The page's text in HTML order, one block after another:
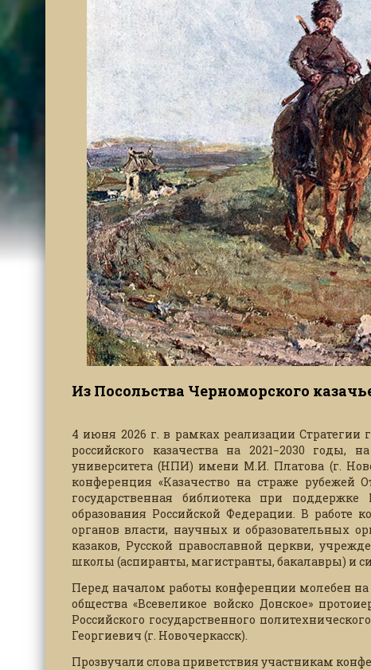
Из Посольства Черноморского
4 июня 2026 г. в рамках реализации Стратегии
российского казачества на 2021−2030 годы,
университета (НПИ) имени М.И. Платова (г.
конференция «Казачество на страже рубежей
государственная библиотека при
образования Российской Федерации. В работе
органов власти, научных и образовательных
казаков, Русской православной церкви,
школы (аспиранты, магистранты, бакалавры) и
Перед началом работы конференции молебен на
общества «Всевеликое войско Донское»
Российского государственного
Георгиевич (г. Новочеркасск).
Прозвучали слова приветствия участникам